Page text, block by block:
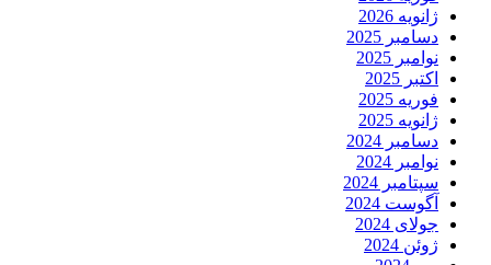
ژانویه 2026
دسامبر 2025
نوامبر 2025
اکتبر 2025
فوریه 2025
ژانویه 2025
دسامبر 2024
نوامبر 2024
سپتامبر 2024
آگوست 2024
جولای 2024
ژوئن 2024